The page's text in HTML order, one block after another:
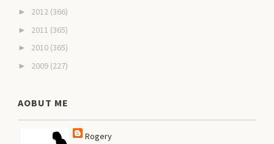
► 2012 (366)
► 2011 (365)
► 2010 (365)
► 2009 (227)
AOBUT ME
Rogery